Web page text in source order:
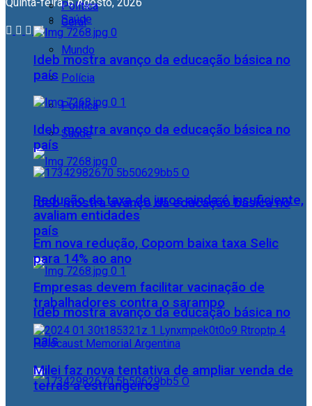
Geral
Mundo
Polícia
Política
Saúde
Ideb mostra avanço da educação básica no
país
Ideb mostra avanço da educação básica no
país
Política
Saúde
Ideb mostra avanço da educação básica no
país
Ideb mostra avanço da educação básica no
país
Redução da taxa de juros ainda é insuficiente,
avaliam entidades
Em nova redução, Copom baixa taxa Selic
para 14% ao ano
Empresas devem facilitar vacinação de
trabalhadores contra o sarampo
Milei faz nova tentativa de ampliar venda de
terras a estrangeiros